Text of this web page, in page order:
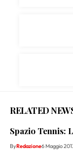
RELATED
Spazio Tennis:
ByRedazione6 Maggio